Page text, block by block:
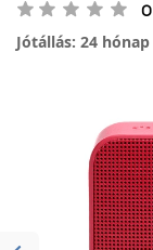
0
Jótállás: 24 hónap